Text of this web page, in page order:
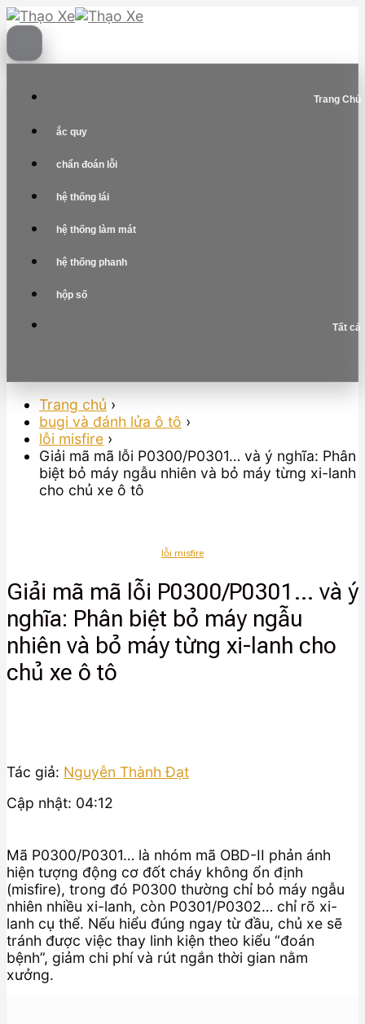
Skip
to
content
Trang Chủ
ắc quy
chẩn đoán lỗi
hệ thống lái
hệ thống làm mát
hệ thống phanh
hộp số
Tất cả
Trang chủ ›
bugi và đánh lửa ô tô ›
lỗi misfire ›
Giải mã mã lỗi P0300/P0301… và ý nghĩa: Phân
biệt bỏ máy ngẫu nhiên và bỏ máy từng xi-lanh
cho chủ xe ô tô
lỗi misfire
Giải mã mã lỗi P0300/P0301… và ý
nghĩa: Phân biệt bỏ máy ngẫu
nhiên và bỏ máy từng xi-lanh cho
chủ xe ô tô
Tác giả: Nguyễn Thành Đạt
Cập nhật: 04:12
Mã P0300/P0301… là nhóm mã OBD-II phản ánh
hiện tượng động cơ đốt cháy không ổn định
(misfire), trong đó P0300 thường chỉ bỏ máy ngẫu
nhiên nhiều xi-lanh, còn P0301/P0302… chỉ rõ xi-
lanh cụ thể. Nếu hiểu đúng ngay từ đầu, chủ xe sẽ
tránh được việc thay linh kiện theo kiểu “đoán
bệnh”, giảm chi phí và rút ngắn thời gian nằm
xưởng.